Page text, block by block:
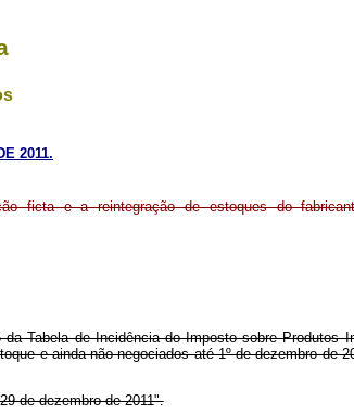
2011.
ficta e a reintegração de estoques do
Tabela de Incidência do Imposto sobre Produtos
e ainda não negociados até 1º de dezembro de
de dezembro de 2011".